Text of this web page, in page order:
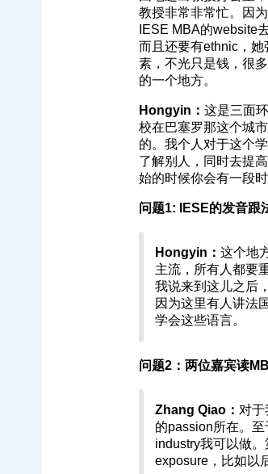
教授非常非常忙。因
IESE MBA的website
而且还要有ethnic，
素，不光只是钱，很
的一个地方。
Hongyin： 这是三面
校在巴塞罗那这个城
的。我个人对于这个
了解别人，同时去提
始的时候你会有一段时
问题1: IESE的发音跟
Hongyin： 这个地
主流，所有人都要
我说来到这儿之后
因为这里有人讲法
学会这些语言。
问题2：两位嘉宾读
Zhang Qiao： 对
的passion所在。
industry我可以做
exposure，比如以